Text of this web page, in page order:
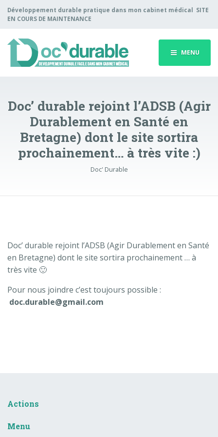
Développement durable pratique dans mon cabinet médical SITE
EN COURS DE MAINTENANCE
MENU
Doc’ durable rejoint l’ADSB (Agir
Durablement en Santé en
Bretagne) dont le site sortira
prochainement… à très vite :)
Doc' Durable
Doc’ durable rejoint l’ADSB (Agir Durablement en Santé
en Bretagne) dont le site sortira prochainement … à
très vite 🙂
Pour nous joindre c’est toujours possible :
doc.durable@gmail.com
Actions
Menu